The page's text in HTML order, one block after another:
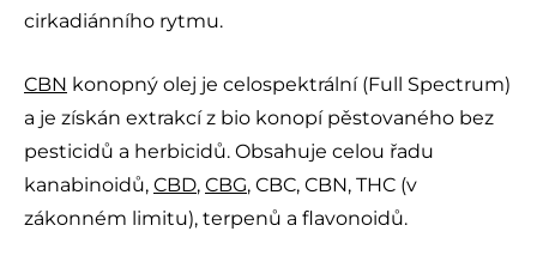
cirkadiánního rytmu.
CBN konopný olej je celospektrální (Full Spectrum)
a je získán extrakcí z bio konopí pěstovaného bez
pesticidů a herbicidů. Obsahuje celou řadu
kanabinoidů, CBD, CBG, CBC, CBN, THC (v
zákonném limitu), terpenů a flavonoidů.